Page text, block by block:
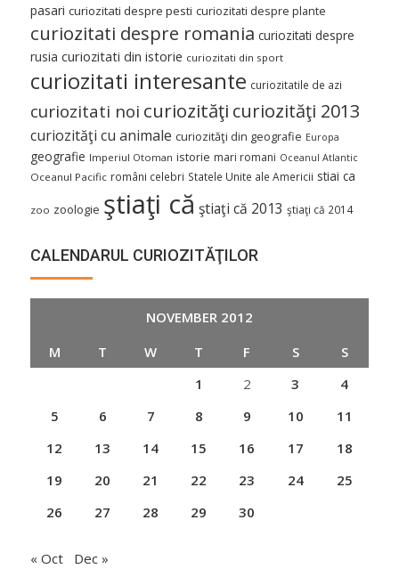
pasari curiozitati despre pesti curiozitati despre plante
curiozitati despre romania curiozitati despre
rusia curiozitati din istorie curiozitati din sport
curiozitati interesante curiozitatile de azi
curiozitati noi curiozităţi curiozităţi 2013
curiozităţi cu animale curiozităţi din geografie Europa
geografie Imperiul Otoman istorie mari romani Oceanul Atlantic
Oceanul Pacific români celebri Statele Unite ale Americii stiai ca
zoo zoologie ştiaţi că ştiaţi că 2013 ştiaţi că 2014
CALENDARUL CURIOZITĂŢILOR
NOVEMBER 2012
M
T W T F S
S
1
2 3
4
5
6 7 8 9 10
11
12
13 14 15 16 17
18
19
20 21 22 23 24
25
26
27 28 29 30
« Oct Dec »